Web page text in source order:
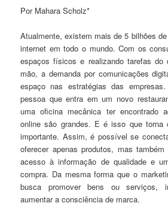
Por Mahara Scholz*
Atualmente, existem mais de 5 bilhões
internet em todo o mundo. Com os
espaços físicos e realizando tarefas
mão, a demanda por comunicações
espaço nas estratégias das
pessoa que entra em um novo
uma oficina mecânica ter encontrado
online são grandes. E é isso que torna
importante. Assim, é possível se
oferecer apenas produtos, mas
acesso à informação de qualidade e
compra. Da mesma forma que o
busca promover bens ou serviços,
aumentar a consciência de marca.